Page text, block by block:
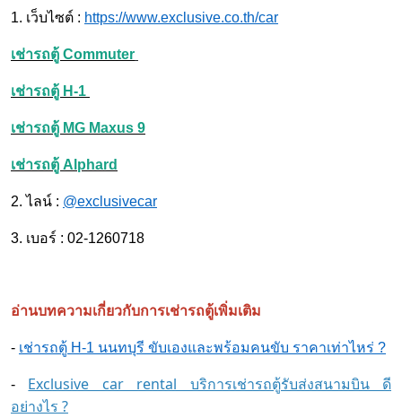
1. เว็บไซต์ : https://www.exclusive.co.th/car
เช่ารถตู้ Commuter
เช่ารถตู้ H-1
เช่ารถตู้ MG Maxus 9
เช่ารถตู้ Alphard
2. ไลน์ : @exclusivecar
3. เบอร์ : 02-1260718
อ่านบทความเกี่ยวกับการเช่ารถตู้เพิ่มเติม
- เช่ารถตู้ H-1 นนทบุรี ขับเองและพร้อมคนขับ ราคาเท่าไหร่ ?
- Exclusive car rental บริการเช่ารถตู้รับส่งสนามบิน ดี
อย่างไร ?